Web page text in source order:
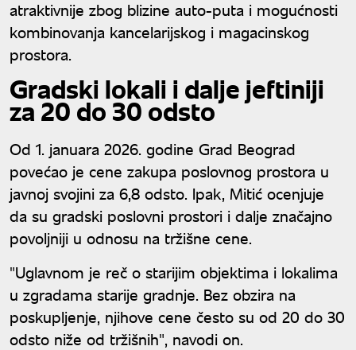
atraktivnije zbog blizine auto-puta i mogućnosti
kombinovanja kancelarijskog i magacinskog
prostora.
Gradski lokali i dalje jeftiniji
za 20 do 30 odsto
Od 1. januara 2026. godine Grad Beograd
povećao je cene zakupa poslovnog prostora u
javnoj svojini za 6,8 odsto. Ipak, Mitić ocenjuje
da su gradski poslovni prostori i dalje značajno
povoljniji u odnosu na tržišne cene.
"Uglavnom je reč o starijim objektima i lokalima
u zgradama starije gradnje. Bez obzira na
poskupljenje, njihove cene često su od 20 do 30
odsto niže od tržišnih", navodi on.